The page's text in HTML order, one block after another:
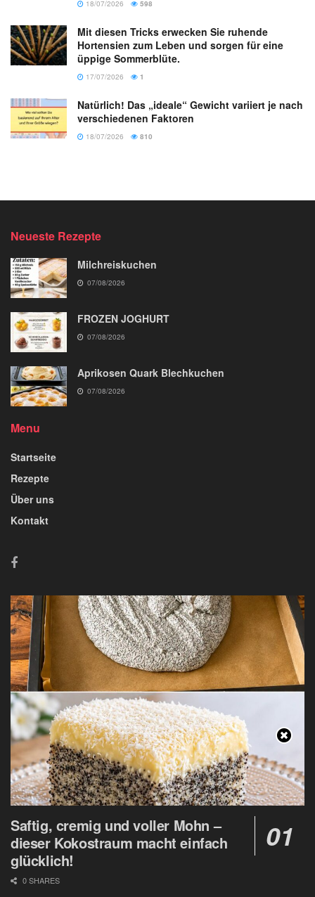
18/07/2026 598
Mit diesen Tricks erwecken Sie ruhende
Hortensien zum Leben und sorgen für eine
üppige Sommerblüte.
17/07/2026 1
Natürlich! Das „ideale“ Gewicht variiert je nach
verschiedenen Faktoren
18/07/2026 810
Neueste Rezepte
Milchreiskuchen
07/08/2026
FROZEN JOGHURT
07/08/2026
Aprikosen Quark Blechkuchen
07/08/2026
Menu
Startseite
Rezepte
Über uns
Kontakt
Saftig, cremig und voller Mohn –
dieser Kokostraum macht einfach
glücklich!
0 SHARES